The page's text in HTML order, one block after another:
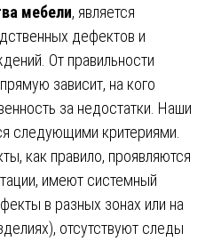
мебели, является
дефектов и
От правильности
зависит, на кого
за недостатки. Наши
следующими критериями.
как правило, проявляются
имеют системный
в разных зонах или на
отсутствуют следы